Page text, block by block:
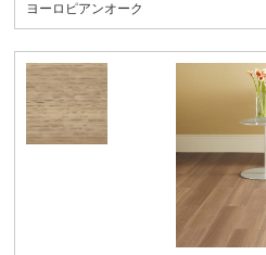
ヨーロピアンオーク